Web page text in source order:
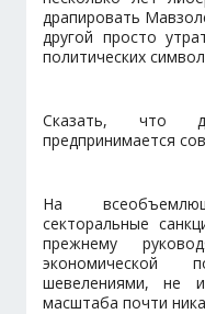
драпировать
другой просто
политических
Сказать, что
предпринимается
На
секторальные
прежнему
экономической
шевелениями, не
масштаба почти